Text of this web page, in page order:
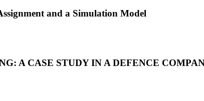
and a Simulation Model
A CASE STUDY IN A DEFENCE